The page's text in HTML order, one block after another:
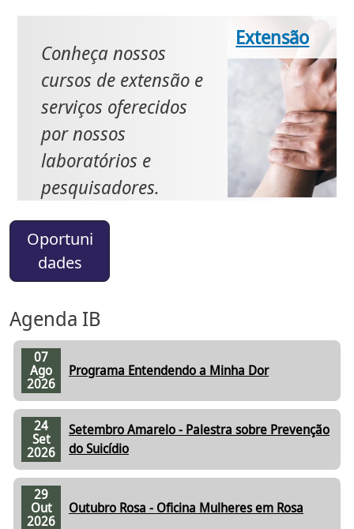
Extensão
Conheça nossos
cursos de extensão e
serviços oferecidos
por nossos
laboratórios e
pesquisadores.
Oportuni
dades
Agenda IB
07
Ago
2026
Programa Entendendo a Minha Dor
24
Set
2026
Setembro Amarelo - Palestra sobre Prevenção
do Suicídio
29
Out
2026
Outubro Rosa - Oficina Mulheres em Rosa